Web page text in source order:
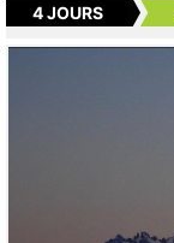
4 JOURS